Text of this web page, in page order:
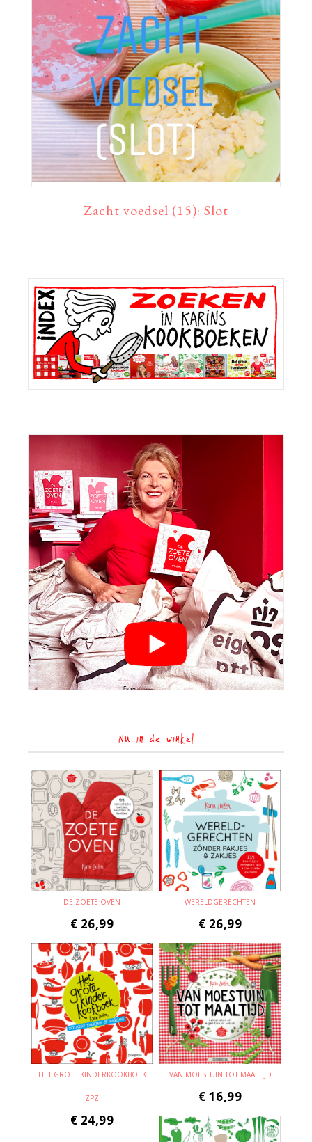
Zacht voedsel (15): Slot
Primaire
Sidebar
Nu in de winkel
DE ZOETE OVEN
€ 26,99
WERELDGERECHTEN
€ 26,99
HET GROTE KINDERKOOKBOEK
ZPZ
€ 24,99
VAN MOESTUIN TOT MAALTIJD
€ 16,99